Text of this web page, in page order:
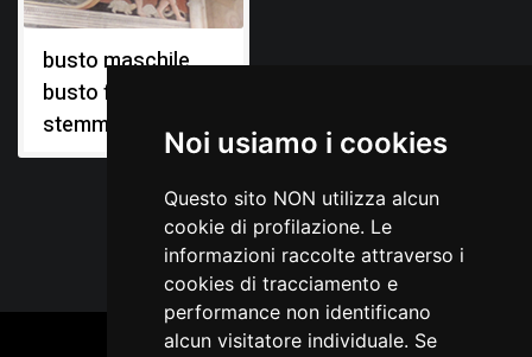
Noi usiamo i cookies
Questo sito NON utilizza alcun
cookie di profilazione. Le
informazioni raccolte attraverso i
cookies di tracciamento e
performance non identificano
alcun visitatore individuale. Se
busto maschile,
busto femminile,
stemmi gentilizi